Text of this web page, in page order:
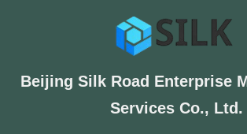
Beijing Silk Road Enterprise
Services Co., Ltd.